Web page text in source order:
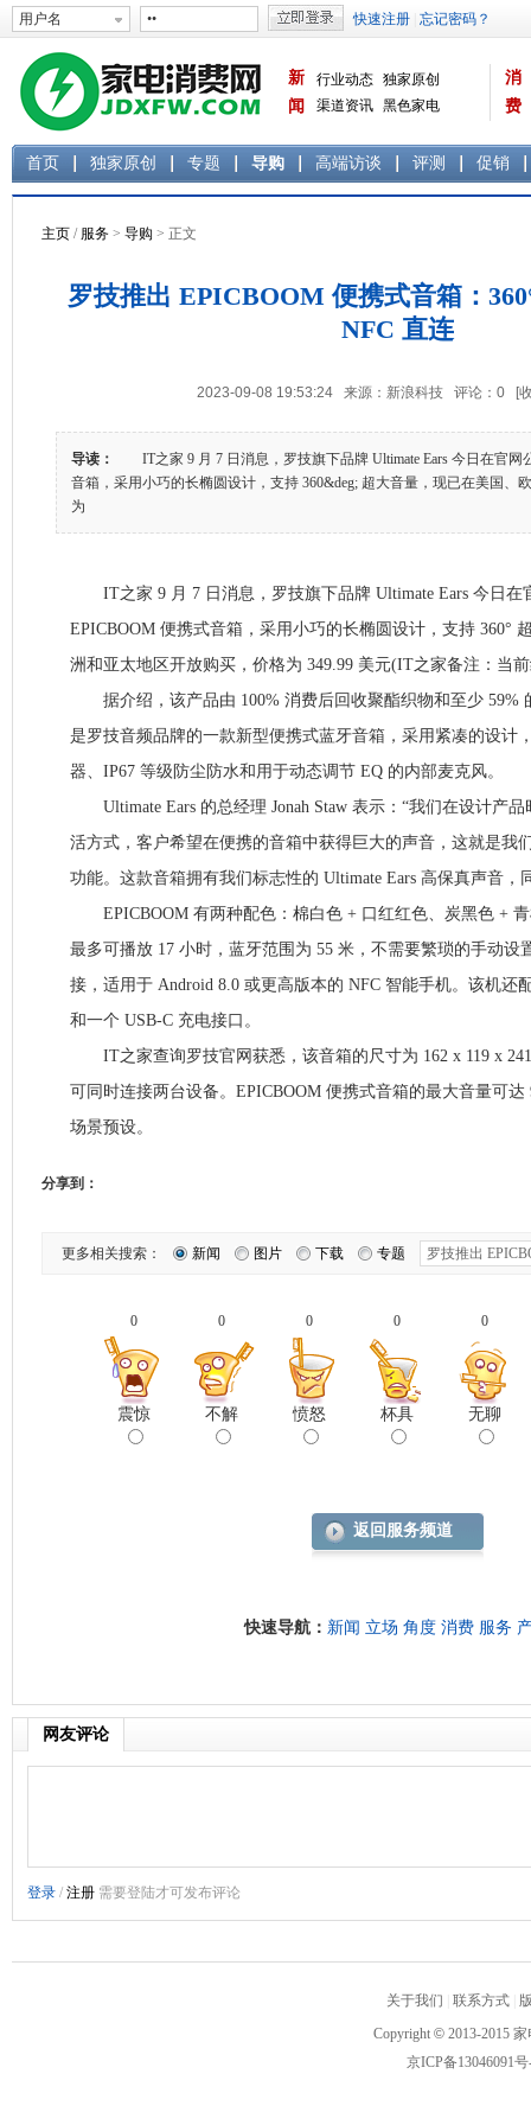
新
闻
行业动态 独家原创
渠道资讯 黑色家电
消
费
首页 独家原创 专题 导购 高端访谈 评测 促销
主页 / 服务 > 导购 > 正文
罗技推出 EPICBOOM 便携式音箱：
NFC 直连
2023-09-08 19:53:24 来源：新浪科技 评论： 0 [
导读：
IT之家 9 月 7 日消息，罗技旗下品牌 Ultimate Ears 今日在官网
音箱，采用小巧的长椭圆设计，支持 360&deg; 超大音量，现已在美国、
为
IT之家 9 月 7 日消息，罗技旗下品牌 Ultimate Ears 今日在
EPICBOOM 便携式音箱，采用小巧的长椭圆设计，支持 360°
洲和亚太地区开放购买，价格为 349.99 美元(IT之家备注：当
据介绍，该产品由 100% 消费后回收聚酯织物和至少 59%
是罗技音频品牌的一款新型便携式蓝牙音箱，采用紧凑的设计
器、IP67 等级防尘防水和用于动态调节 EQ 的内部麦克风。
Ultimate Ears 的总经理 Jonah Staw 表示：“我们在设计产
活方式，客户希望在便携的音箱中获得巨大的声音，这就是我
功能。这款音箱拥有我们标志性的 Ultimate Ears 高保真声音，
EPICBOOM 有两种配色：棉白色 + 口红红色、炭黑色 + 青
最多可播放 17 小时，蓝牙范围为 55 米，不需要繁琐的手动设
接，适用于 Android 8.0 或更高版本的 NFC 智能手机。该机还
和一个 USB-C 充电接口。
IT之家查询罗技官网获悉，该音箱的尺寸为 162 x 119 x
可同时连接两台设备。EPICBOOM 便携式音箱的最大音量可达
场景预设。
分享到：
更多相关搜索： 新闻 图片 下载 专题
0
震惊
0
不解
0
愤怒
0
杯具
0
无聊
返回服务频道
快速导航： 新闻 立场 角度 消费 服务
网友评论
关于我们 联系方式
Copyright © 2013-2015
京ICP备13046091号